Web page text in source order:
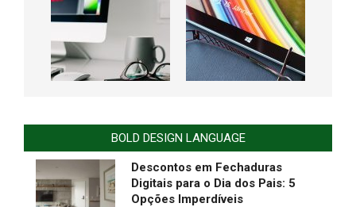
BOLD DESIGN LANGUAGE
Descontos em Fechaduras
Digitais para o Dia dos Pais: 5
Opções Imperdíveis